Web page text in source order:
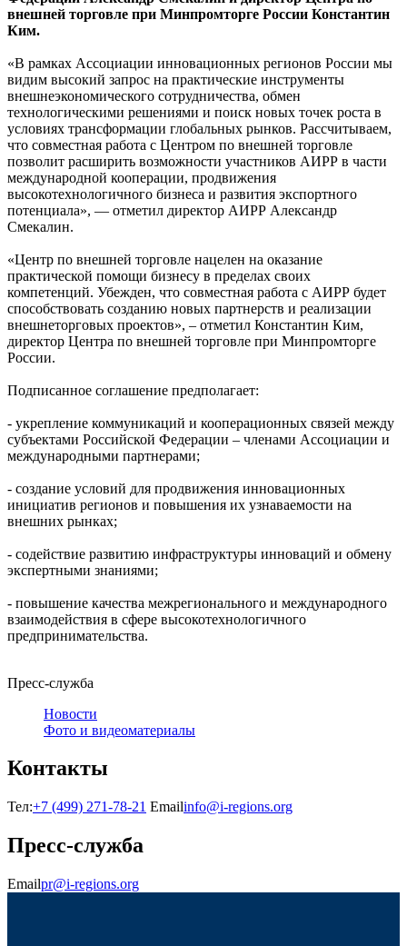
внешней торговле при Минпромторге России Константин
Ким.
«В рамках Ассоциации инновационных регионов России мы
видим высокий запрос на практические инструменты
внешнеэкономического сотрудничества, обмен
технологическими решениями и поиск новых точек роста в
условиях трансформации глобальных рынков. Рассчитываем,
что совместная работа с Центром по внешней торговле
позволит расширить возможности участников АИРР в части
международной кооперации, продвижения
высокотехнологичного бизнеса и развития экспортного
потенциала», — отметил директор АИРР Александр
Смекалин.
«Центр по внешней торговле нацелен на оказание
практической помощи бизнесу в пределах своих
компетенций. Убежден, что совместная работа с АИРР будет
способствовать созданию новых партнерств и реализации
внешнеторговых проектов», – отметил Константин Ким,
директор Центра по внешней торговле при Минпромторге
России.
Подписанное соглашение предполагает:
- укрепление коммуникаций и кооперационных связей между
субъектами Российской Федерации – членами Ассоциации и
международными партнерами;
- создание условий для продвижения инновационных
инициатив регионов и повышения их узнаваемости на
внешних рынках;
- содействие развитию инфраструктуры инноваций и обмену
экспертными знаниями;
- повышение качества межрегионального и международного
взаимодействия в сфере высокотехнологичного
предпринимательства.
Пресс-служба
Новости
Фото и видеоматериалы
Контакты
Тел:+7 (499) 271-78-21 Emailinfo@i-regions.org
Пресс-служба
Emailpr@i-regions.org